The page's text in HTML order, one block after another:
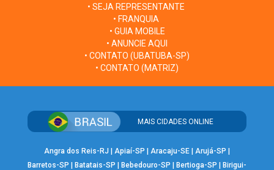
• SEJA REPRESENTANTE
• FRANQUIA
• GUIA MOBILE
• ANUNCIE AQUI
• CONTATO (UBATUBA-SP)
• CONTATO (MATRIZ)
MAIS CIDADES ONLINE
Angra dos Reis-RJ | Apiaí-SP | Aracaju-SE| Arujá-SP |
Barretos-SP | Batatais-SP | Bebedouro-SP | Bertioga-SP | Birigui-